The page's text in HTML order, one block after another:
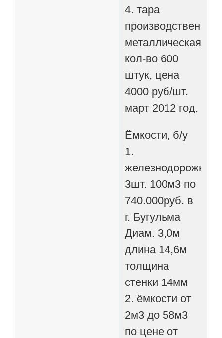
4. тара
производственная
металлическая,
кол-во 600
штук, цена
4000 руб/шт.
март 2012 год.
Ёмкости, б/у
1.
железнодорожные,
3шт. 100м3 по
740.000руб. в
г. Бугульма
Диам. 3,0м
длина 14,6м
толщина
стенки 14мм
2. ёмкости от
2м3 до 58м3
по цене от